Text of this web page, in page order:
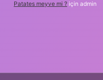
Patates meyve mi ? için admin